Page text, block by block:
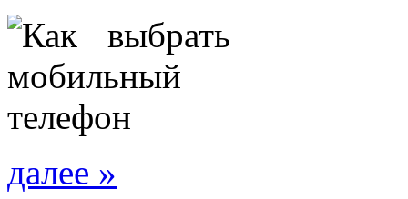
далее »